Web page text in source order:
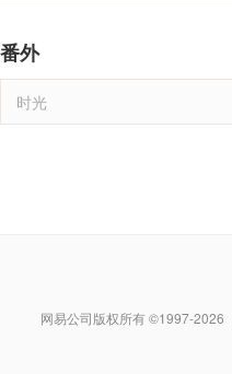
番外
时光
网易公司版权所有 ©1997-2026